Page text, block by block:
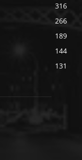
316
266
189
144
131